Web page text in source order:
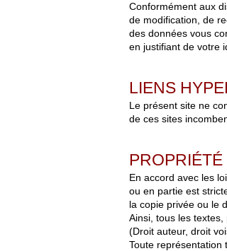
Conformément aux
de modification, de
des données vous
en justifiant de votre
LIENS
Le présent site ne
de ces sites
En accord avec les
ou en partie est
la copie privée ou le
Ainsi, tous les
(Droit auteur, droit
Toute représentation